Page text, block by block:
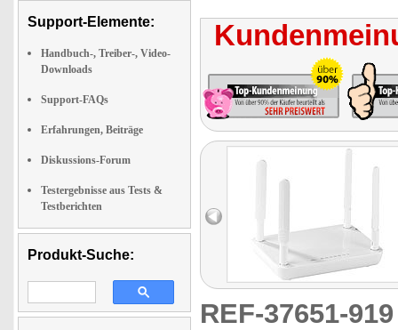
Support-Elemente:
Handbuch-, Treiber-, Video-
Downloads
Support-FAQs
Erfahrungen, Beiträge
Diskussions-Forum
Testergebnisse aus Tests &
Testberichten
Produkt-Suche:
REF-37651-